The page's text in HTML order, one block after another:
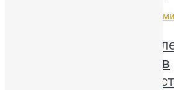
Противодействие
несовершеннолетних в
диверсионно-